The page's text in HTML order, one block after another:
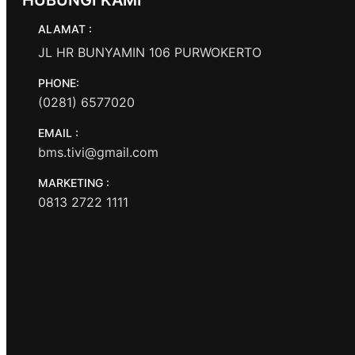
ALAMAT :
JL HR BUNYAMIN 106 PURWOKERTO
PHONE:
(0281) 6577020
EMAIL :
bms.tivi@gmail.com
MARKETING :
0813 2722 1111